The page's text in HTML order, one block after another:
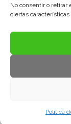
No consentir o
ciertas
Política